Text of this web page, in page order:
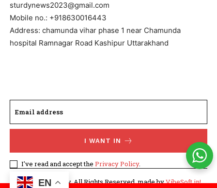
sturdynews2023@gmail.com
Mobile no.: +918630016443
Address: chamunda vihar phase 1 near Chamunda
hospital Ramnagar Road Kashipur Uttarakhand
I WANT IN
I've read and accept the Privacy Policy.
©WhatTodayNew. All Rights Reserved. made byVibeSoft.in!
EN